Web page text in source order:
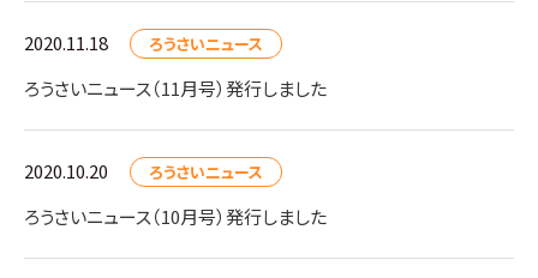
2020.11.18 ろうさいニュース
ろうさいニュース（11月号）発行しました
2020.10.20 ろうさいニュース
ろうさいニュース（10月号）発行しました